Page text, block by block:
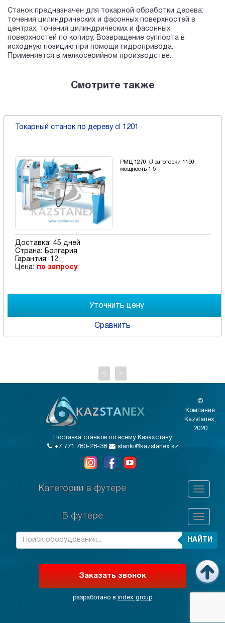
Станок предназначен для токарной обработки дерева:
точения цилиндрических и фасонных поверхностей в
центрах; точения цилиндрических и фасонных
поверхностей по копиру. Возвращение суппорта в
исходную позицию при помощи гидропривода.
Применяется в мелкосерийном производстве.
Смотрите также
Токарный станок по дереву cl 1201
РМЦ 1270, Ø заготовки 1150,
мощность 1.5
Доставка: 45 дней
Страна:
Болгария
Гарантия:
12
Цена:
по запросу
Сравнить
< >
©
Компания
Kazstanex,
2020
Поставка станков по всему Казахстану
+7 771 780-28-38
stanki@kazstanex.kz
Категории в футере
В футере
НАЙТИ
Заказать звонок
разработано в index group